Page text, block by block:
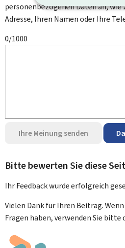
personenbezogenen Daten an,
Adresse, Ihren Namen oder Ihre
0/1000
Ihre Meinung senden
Bitte bewerten Sie diese
Ihr Feedback wurdeerfolgreich
Vielen Dank für Ihren Beitrag.
Fragen haben, verwenden Sie bitte